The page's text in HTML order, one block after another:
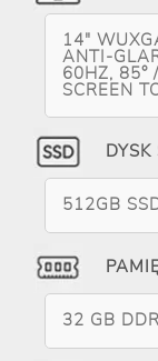
14"
ANTI-
60HZ, 85°
SCREEN
DYSK
512GB
32 GB